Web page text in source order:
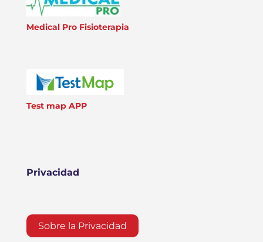
Medical Pro Fisioterapia
Test map APP
Privacidad
Sobre la Privacidad